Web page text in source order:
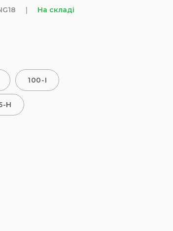
| На складі
100-I
H